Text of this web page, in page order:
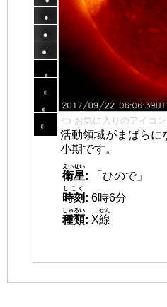
👈 お気に入りのアイコン
活動領域がまばらに
小期です。
衛星
えいせい
:
「ひので」
時刻
じこく
: 6時6分
種類
しゅるい
: X線
せん